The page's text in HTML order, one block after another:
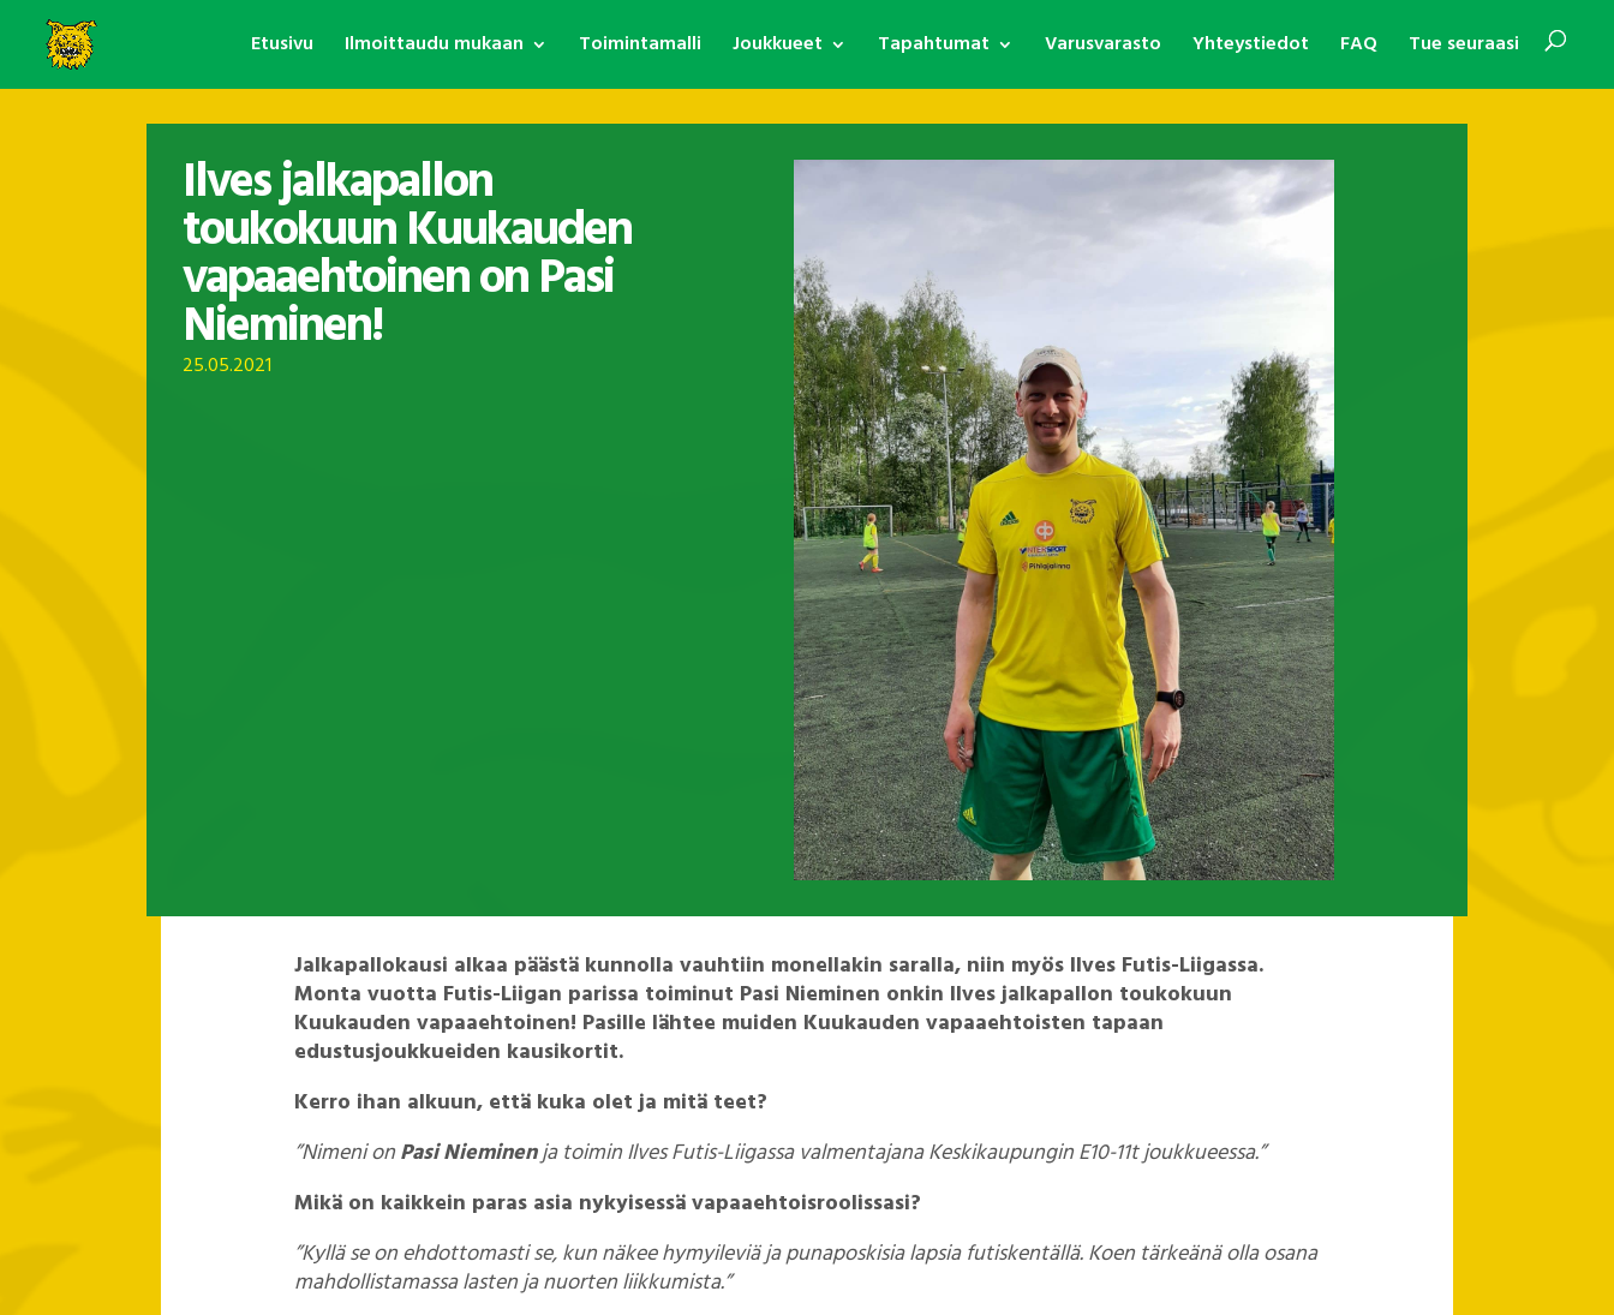
Etusivu Ilmoittaudu mukaan Toimintamalli Joukkueet Tapahtumat Varusvarasto Yhteystiedot FAQ Tue seuraasi
Ilves jalkapallon
toukokuun Kuukauden
vapaaehtoinen on Pasi
Nieminen!
25.05.2021
Jalkapallokausi alkaa päästä kunnolla vauhtiin monellakin saralla, niin myös Ilves Futis-Liigassa.
Monta vuotta Futis-Liigan parissa toiminut Pasi Nieminen onkin Ilves jalkapallon toukokuun
Kuukauden vapaaehtoinen! Pasille lähtee muiden Kuukauden vapaaehtoisten tapaan
edustusjoukkueiden kausikortit.
Kerro ihan alkuun, että kuka olet ja mitä teet?
”Nimeni onPasi Nieminenja toimin Ilves Futis-Liigassa valmentajana Keskikaupungin E10-11t joukkueessa.”
Mikä on kaikkein paras asia nykyisessä vapaaehtoisroolissasi?
”Kyllä se on ehdottomasti se, kun näkee hymyileviä ja punaposkisia lapsia futiskentällä. Koen tärkeänä olla osana
mahdollistamassa lasten ja nuorten liikkumista.”